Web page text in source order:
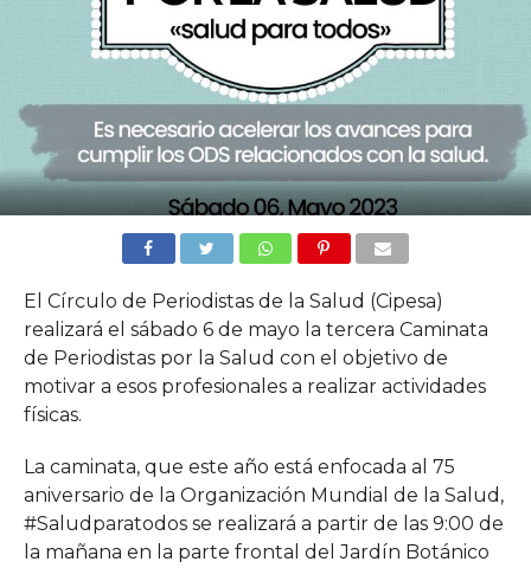
El Círculo de Periodistas de la Salud (Cipesa)
realizará el sábado 6 de mayo la tercera Caminata
de Periodistas por la Salud con el objetivo de
motivar a esos profesionales a realizar actividades
físicas.
La caminata, que este año está enfocada al 75
aniversario de la Organización Mundial de la Salud,
#Saludparatodos se realizará a partir de las 9:00 de
la mañana en la parte frontal del Jardín Botánico